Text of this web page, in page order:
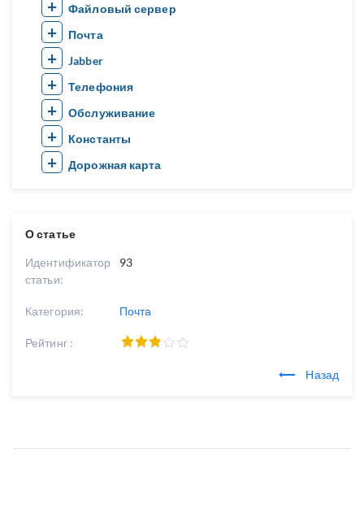
О статье
Идентификатор
статьи:
93
Категория: Почта
Рейтинг :
Назад
Файловый сервер
Почта
Jabber
Телефония
Обслуживание
Константы
Дорожная карта